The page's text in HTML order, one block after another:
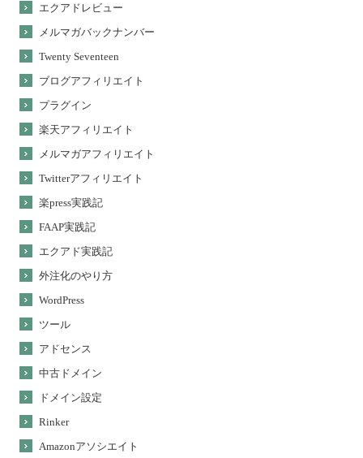
エクアドレビュー
メルマガバックナンバー
Twenty Seventeen
ブログアフィリエイト
プラグイン
楽天アフィリエイト
メルマガアフィリエイト
Twitterアフィリエイト
楽press実践記
FAAP実践記
エクアド実践記
外注化のやり方
WordPress
ツール
アドセンス
中古ドメイン
ドメイン設定
Rinker
Amazonアソシエイト